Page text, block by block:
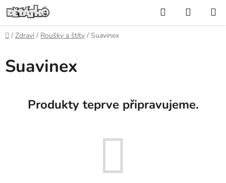
Přejít
na
obsah
Hledat
KOŠÍK
Domů
/ Zdraví / Roušky a štíty / Suavinex
Suavinex
Produkty teprve připravujeme.